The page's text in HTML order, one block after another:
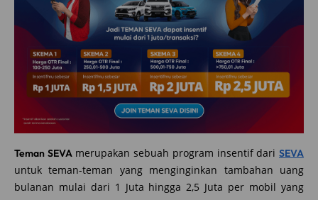
Teman SEVA merupakan sebuah program insentif dariSEVA
untuk teman-teman yang menginginkan tambahan uang
bulanan mulai dari 1 Juta hingga 2,5 Juta per mobil yang